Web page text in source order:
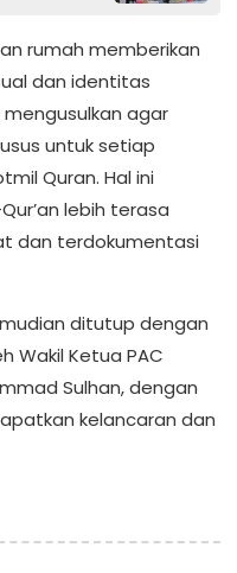
rumah memberikan
dan identitas
agar
untuk setiap
Quran. Hal ini
lebih terasa
dan terdokumentasi
ditutup dengan
Wakil Ketua PAC
Sulhan, dengan
kelancaran dan